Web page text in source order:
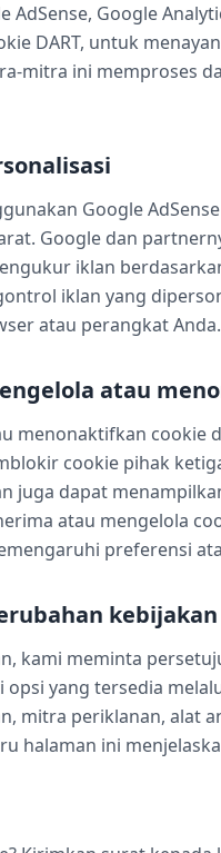
AdSense, Google
DART, untuk
mitra ini memproses
Google
Google dan
iklan
iklan yang
atau perangkat Anda.
atau
menonaktifkan cookie
cookie pihak
juga dapat
atau mengelola
preferensi
kami meminta
yang tersedia
mitra periklanan, alat
halaman ini